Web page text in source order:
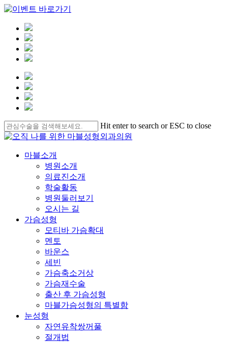
Skip
to
main
content
Hit enter to search or ESC to close
Close
Menu
마블소개
병원소개
의료진소개
학술활동
병원둘러보기
오시는 길
가슴성형
모티바 가슴확대
멘토
바운스
세빈
가슴축소거상
가슴재수술
출산 후 가슴성형
마블가슴성형의 특별함
눈성형
자연유착쌍꺼풀
절개법